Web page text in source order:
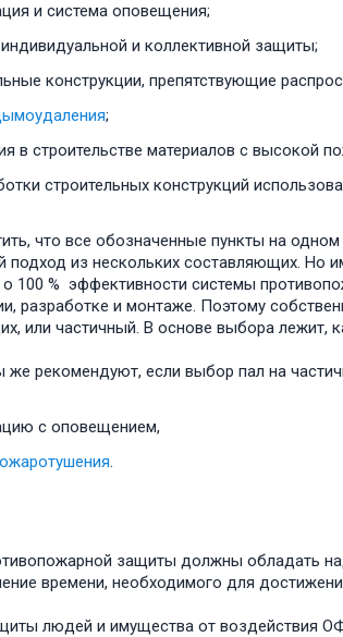
и система оповещения;
и коллективной защиты;
конструкции, препятствующие
;
в строительстве материалов с высокой
строительных конструкций
что все обозначенные пункты на
подход из нескольких составляющих. Но
о 100 % эффективности системы
разработке и монтаже. Поэтому
или частичный. В основе выбора лежит,
же рекомендуют, если выбор пал на
с оповещением,
.
защиты должны обладать
времени, необходимого для
людей и имущества от воздействия